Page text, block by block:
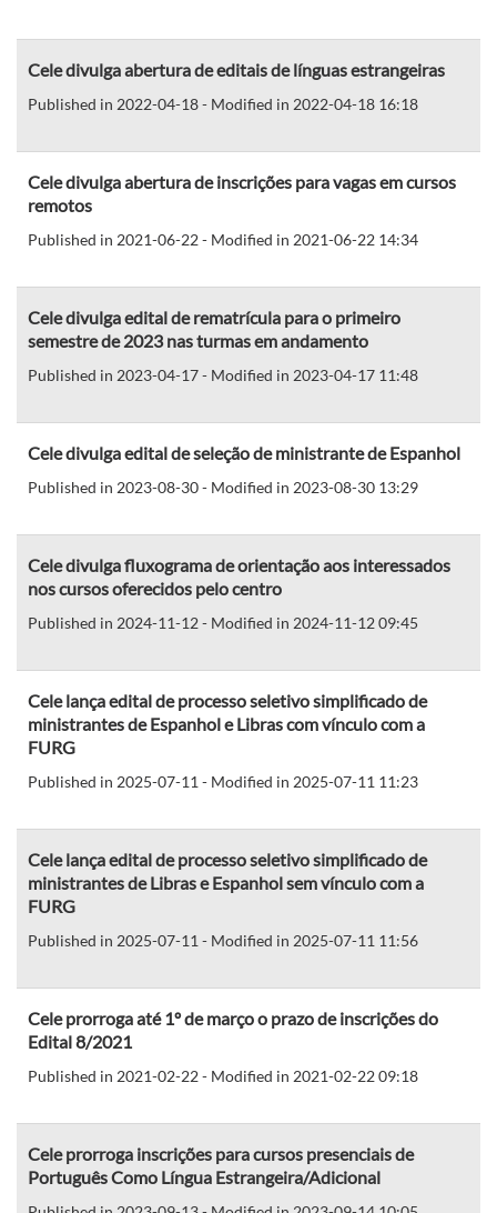
Cele divulga abertura de editais de línguas estrangeiras
Published in 2022-04-18 - Modified in 2022-04-18 16:18
Cele divulga abertura de inscrições para vagas em cursos
remotos
Published in 2021-06-22 - Modified in 2021-06-22 14:34
Cele divulga edital de rematrícula para o primeiro
semestre de 2023 nas turmas em andamento
Published in 2023-04-17 - Modified in 2023-04-17 11:48
Cele divulga edital de seleção de ministrante de Espanhol
Published in 2023-08-30 - Modified in 2023-08-30 13:29
Cele divulga fluxograma de orientação aos interessados
nos cursos oferecidos pelo centro
Published in 2024-11-12 - Modified in 2024-11-12 09:45
Cele lança edital de processo seletivo simplificado de
ministrantes de Espanhol e Libras com vínculo com a
FURG
Published in 2025-07-11 - Modified in 2025-07-11 11:23
Cele lança edital de processo seletivo simplificado de
ministrantes de Libras e Espanhol sem vínculo com a
FURG
Published in 2025-07-11 - Modified in 2025-07-11 11:56
Cele prorroga até 1º de março o prazo de inscrições do
Edital 8/2021
Published in 2021-02-22 - Modified in 2021-02-22 09:18
Cele prorroga inscrições para cursos presenciais de
Português Como Língua Estrangeira/Adicional